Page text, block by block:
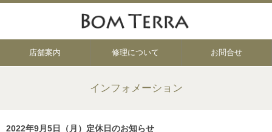
店舗案内 修理について お問合せ
インフォメーション
2022年9月5日（月）定休日のお知らせ